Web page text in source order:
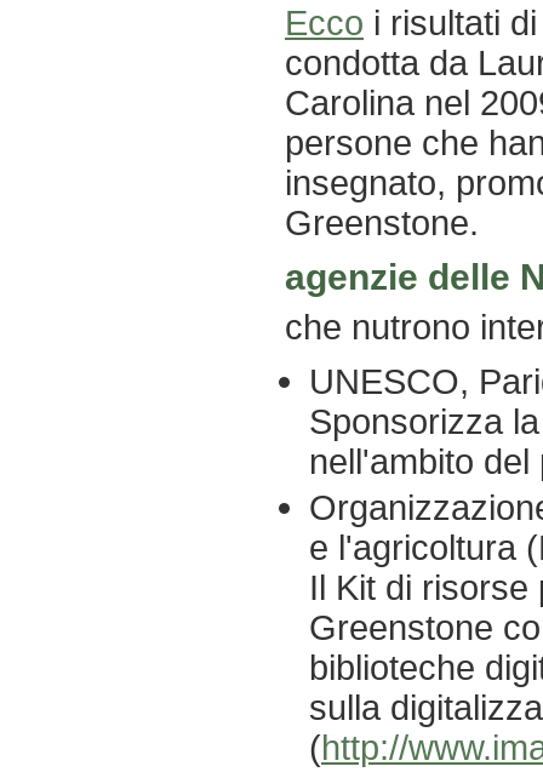
Ecco i risultati
condotta da
Carolina nel
persone che
insegnato,
Greenstone.
agenzie delle
che nutrono
UNESCO,
Sponsorizza
nell'ambito del
e l'agricoltura
Il Kit di risorse
Greenstone
biblioteche
sulla
(http://